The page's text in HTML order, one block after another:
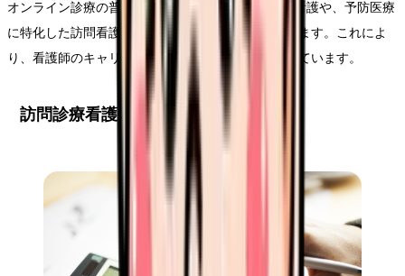
オンライン診療の普及に伴い、ICTを活用した遠隔看護や、予防医療
に特化した訪問看護など、新たな職域が生まれています。これによ
り、看護師のキャリアパスの選択肢も広がりを見せています。
訪問診療看護師の給与・待遇